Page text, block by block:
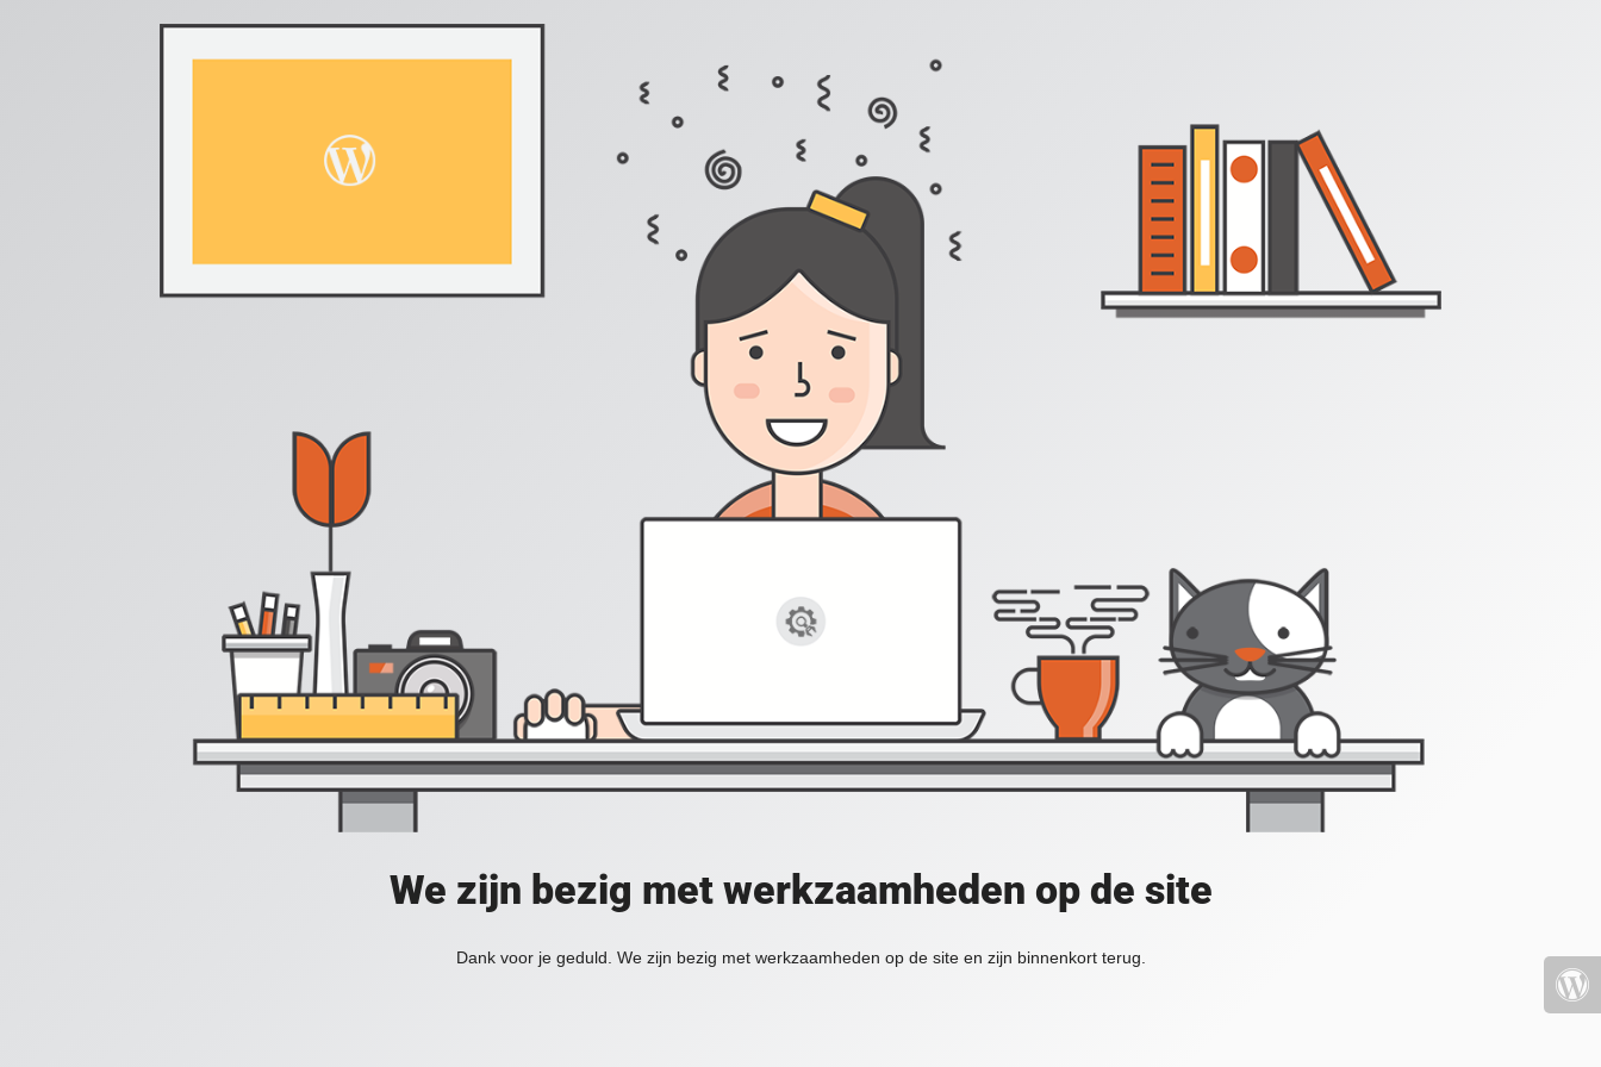
We zijn bezig met werkzaamheden op de site
Dank voor je geduld. We zijn bezig met werkzaamheden op de site en zijn binnenkort terug.